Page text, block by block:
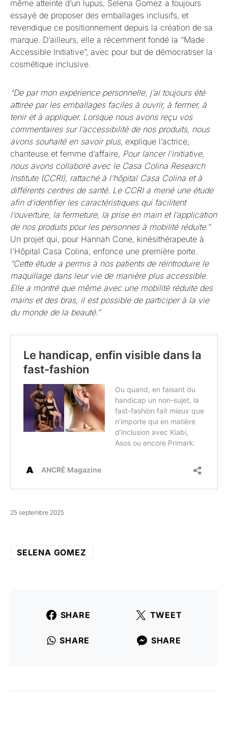
même atteinte d’un lupus, Selena Gomez a toujours
essayé de proposer des emballages inclusifs, et
revendique ce positionnement depuis la création de sa
marque. D’ailleurs, elle a récemment fondé la “Made
Accessible Initiative”, avec pour but de démocratiser la
cosmétique inclusive.
“De par mon expérience personnelle, j’ai toujours été
attirée par les emballages faciles à ouvrir, à fermer, à
tenir et à appliquer. Lorsque nous avons reçu vos
commentaires sur l’accessibilité de nos produits, nous
avons souhaité en savoir plus, explique l’actrice,
chanteuse et femme d’affaire, Pour lancer l’initiative,
nous avons collaboré avec le Casa Colina Research
Institute (CCRI), rattaché à l’hôpital Casa Colina et à
différents centres de santé. Le CCRI a mené une étude
afin d’identifier les caractéristiques qui facilitent
l’ouverture, la fermeture, la prise en main et l’application
de nos produits pour les personnes à mobilité réduite.”
Un projet qui, pour Hannah Cone, kinésithérapeute à
l’Hôpital Casa Colina, enfonce une première porte.
“Cette étude a permis à nos patients de réintroduire le
maquillage dans leur vie de manière plus accessible.
Elle a montré que même avec une mobilité réduite des
mains et des bras, il est possible de participer à la vie
du monde de la beauté.”
25 septembre 2025
SELENA GOMEZ
SHARE TWEET
SHARE SHARE